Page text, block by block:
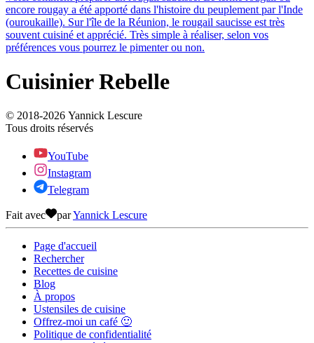
encore rougay a été apporté dans l'histoire du peuplement par l'Inde
(ouroukaille). Sur l'île de la Réunion, le rougail saucisse est très
souvent cuisiné et apprécié. Très simple à réaliser, selon vos
préférences vous pourrez le pimenter ou non.
Cuisinier Rebelle
© 2018-2026 Yannick Lescure
Tous droits réservés
YouTube
Instagram
Telegram
Fait avec parYannick Lescure
Page d'accueil
Rechercher
Recettes de cuisine
Blog
À propos
Ustensiles de cuisine
Offrez-moi un café 🙂
Politique de confidentialité